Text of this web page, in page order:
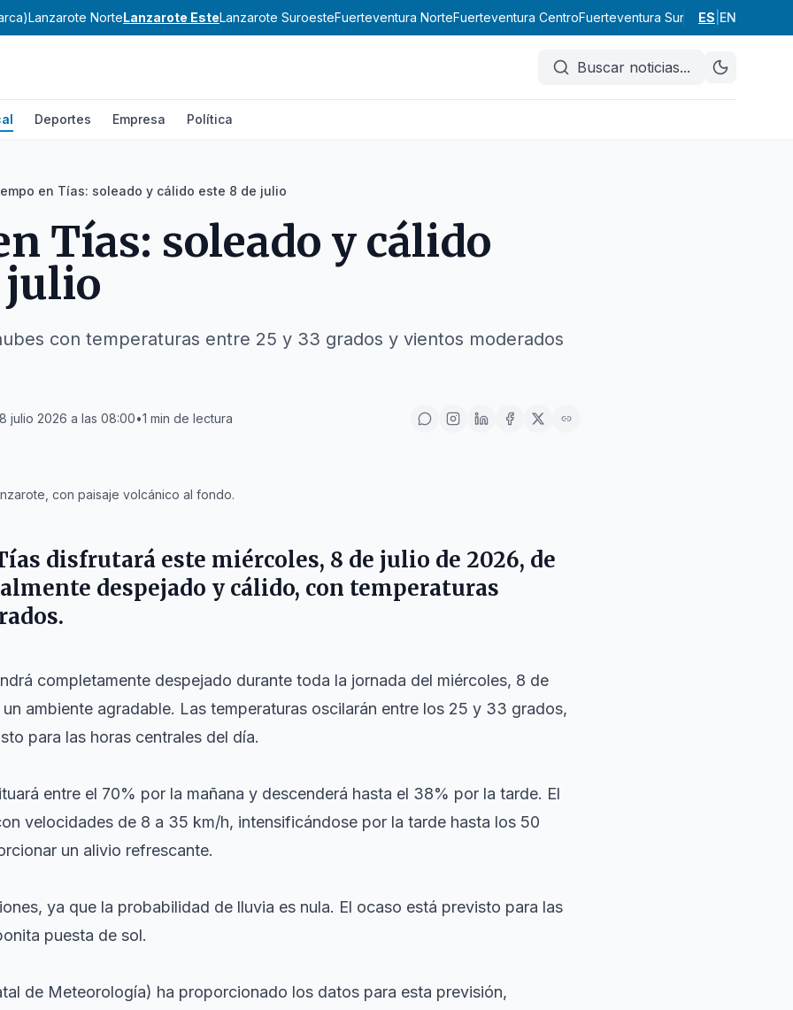
Lanzarote NorteLanzarote EsteLanzarote SuroesteFuerteventura NorteFuerteventura CentroFuerteventura Sur TenerifeGran
ES EN
Buscar noticias...
Deportes Empresa Política
en Tías: soleado y cálido este 8 de julio
Tías: soleado y cálido
julio
con temperaturas entre 25 y 33 grados y vientos moderados
julio 2026 a las 08:00•1 min de lectura
con paisaje volcánico al fondo.
disfrutará este miércoles, 8 de julio de 2026, de
despejado y cálido, con temperaturas
completamente despejado durante toda la jornada del miércoles, 8 de
ambiente agradable. Las temperaturas oscilarán entre los 25 y 33 grados,
para las horas centrales del día.
entre el 70% por la mañana y descenderá hasta el 38% por la tarde. El
velocidades de 8 a 35 km/h, intensificándose por la tarde hasta los 50
un alivio refrescante.
ya que la probabilidad de lluvia es nula. El ocaso está previsto para las
puesta de sol.
de Meteorología) ha proporcionado los datos para esta previsión,